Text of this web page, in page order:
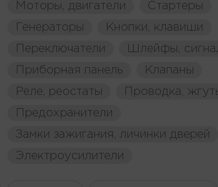
Моторы, двигатели
Стартеры
Генераторы
Кнопки, клавиши
Переключатели
Шлейфы,
Приборная панель
Клапаны
Реле, реостаты
Проводка,
Предохранители
Замки зажигания, личинки дверей
Электроусилители